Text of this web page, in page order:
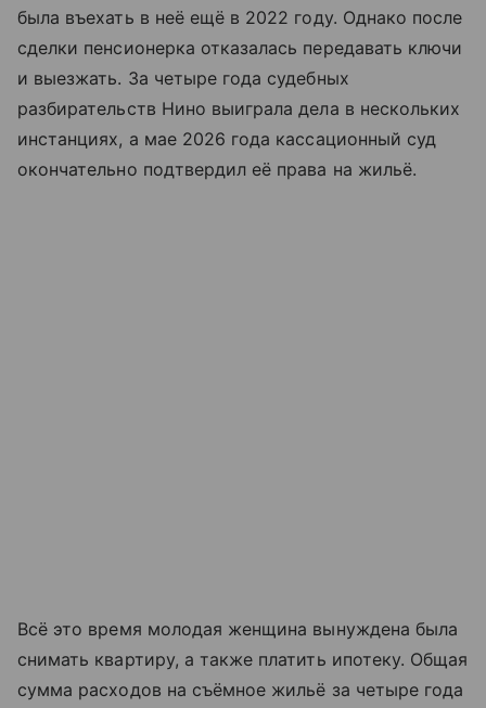
была въехать в неё ещё в 2022 году. Однако после
сделки пенсионерка отказалась передавать ключи
и выезжать. За четыре года судебных
разбирательств Нино выиграла дела в нескольких
инстанциях, а мае 2026 года кассационный суд
окончательно подтвердил её права на жильё.
Всё это время молодая женщина вынуждена была
снимать квартиру, а также платить ипотеку. Общая
сумма расходов на съёмное жильё за четыре года